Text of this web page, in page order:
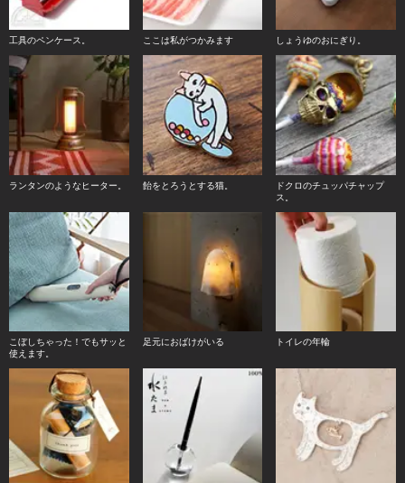
工具のペンケース。 ここは私がつかみます しょうゆのおにぎり。
ランタンのようなヒーター。 飴をとろうとする猫。
ドクロのチュッパチャップ
ス。
こぼしちゃった！でもサッと
使えます。
足元におばけがいる トイレの年輪